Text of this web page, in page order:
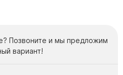
Позвоните и мы предложим
вариант!